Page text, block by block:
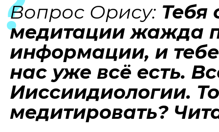
Вопрос Орису: Тебя
медитации жажда
информации, и
нас уже всё есть.
Ииссиидиологии.
медитировать?